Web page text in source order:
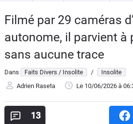
Essais
Guide
d'achat
Electriques
Utilitaires
Filmé par 29 caméras
autonome, il parvient à
sans aucune trace
Dans Faits Divers / Insolite /
Insolite
Adrien Raseta
Le 10/06/2026 à
13